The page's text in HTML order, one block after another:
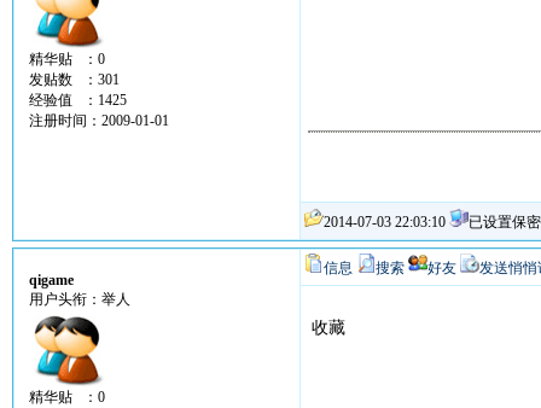
精华贴 ：0
发贴数 ：301
经验值 ：1425
注册时间：2009-01-01
2014-07-03 22:03:10 已设置保密
qigame
用户头衔：举人
精华贴 ：0
信息 搜索 好友 发送悄悄
收藏